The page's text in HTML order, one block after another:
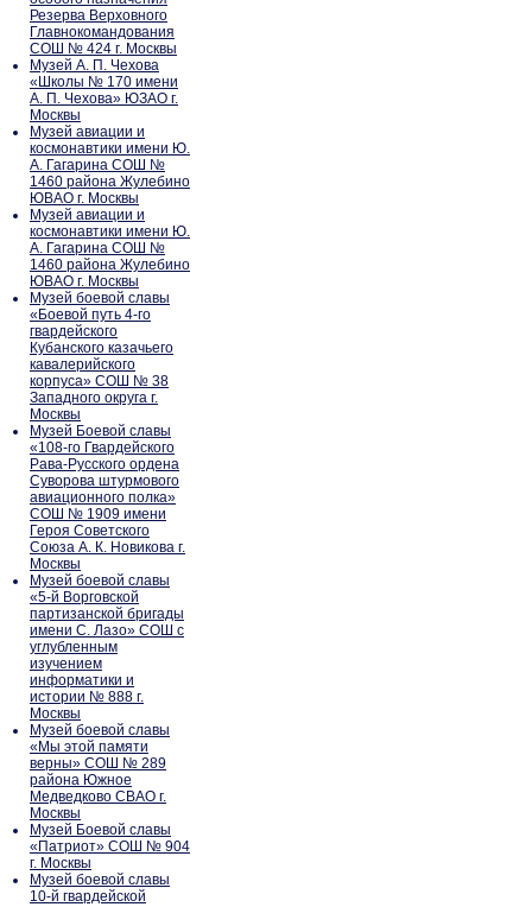
Резерва Верховного
Главнокомандования
СОШ № 424 г. Москвы
Музей А. П. Чехова
«Школы № 170 имени
А. П. Чехова» ЮЗАО г.
Москвы
Музей авиации и
космонавтики имени Ю.
А. Гагарина СОШ №
1460 района Жулебино
ЮВАО г. Москвы
Музей авиации и
космонавтики имени Ю.
А. Гагарина СОШ №
1460 района Жулебино
ЮВАО г. Москвы
Музей боевой славы
«Боевой путь 4-го
гвардейского
Кубанского казачьего
кавалерийского
корпуса» СОШ № 38
Западного округа г.
Москвы
Музей Боевой славы
«108-го Гвардейского
Рава-Русского ордена
Суворова штурмового
авиационного полка»
СОШ № 1909 имени
Героя Советского
Союза А. К. Новикова г.
Москвы
Музей боевой славы
«5-й Ворговской
партизанской бригады
имени С. Лазо» СОШ с
углубленным
изучением
информатики и
истории № 888 г.
Москвы
Музей боевой славы
«Мы этой памяти
верны» СОШ № 289
района Южное
Медведково СВАО г.
Москвы
Музей Боевой славы
«Патриот» СОШ № 904
г. Москвы
Музей боевой славы
10-й гвардейской